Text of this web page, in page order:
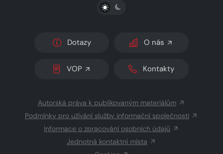
PŘEPNOUT SVĚTLÝ/TMAVÝ REŽIM
Dotazy O nás
VOP Kontakty
Autorská práva k publikovaným materiálům
Podmínky pro užívání služby informační společnosti
Informace o zpracování osobních údajů
Jednotná kontaktní místa